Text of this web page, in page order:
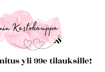
yli 99e tilauksille!